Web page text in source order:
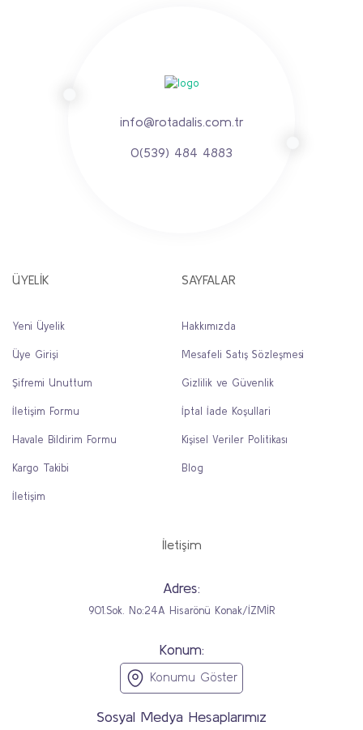
info@rotadalis.com.tr
0(539) 484 4883
ÜYELİK
Yeni Üyelik
Üye Girişi
Şifremi Unuttum
İletişim Formu
Havale Bildirim Formu
Kargo Takibi
İletişim
SAYFALAR
Hakkımızda
Mesafeli Satış Sözleşmesi
Gizlilik ve Güvenlik
İptal İade Koşullari
Kişisel Veriler Politikası
Blog
İletişim
Adres:
901.Sok. No:24A Hisarönü Konak/İZMİR
Konum:
Konumu Göster
Sosyal Medya Hesaplarımız